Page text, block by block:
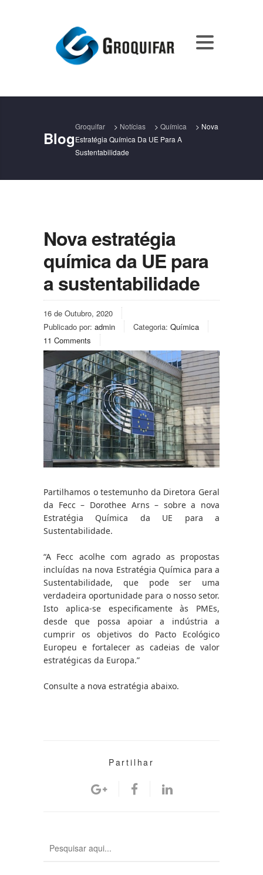
Blog
Groquifar > Notícias > Química > Nova
Estratégia Química Da UE Para A
Sustentabilidade
Nova estratégia
química da UE para
a sustentabilidade
16 de Outubro, 2020
Publicado por: admin Categoria: Química
11 Comments
Partilhamos o testemunho da Diretora Geral
da Fecc – Dorothee Arns – sobre a nova
Estratégia Química da UE para a
Sustentabilidade.
“A Fecc acolhe com agrado as propostas
incluídas na nova Estratégia Química para a
Sustentabilidade, que pode ser uma
verdadeira oportunidade para o nosso setor.
Isto aplica-se especificamente às PMEs,
desde que possa apoiar a indústria a
cumprir os objetivos do Pacto Ecológico
Europeu e fortalecer as cadeias de valor
estratégicas da Europa.”
Consulte a nova estratégia abaixo.
Partilhar